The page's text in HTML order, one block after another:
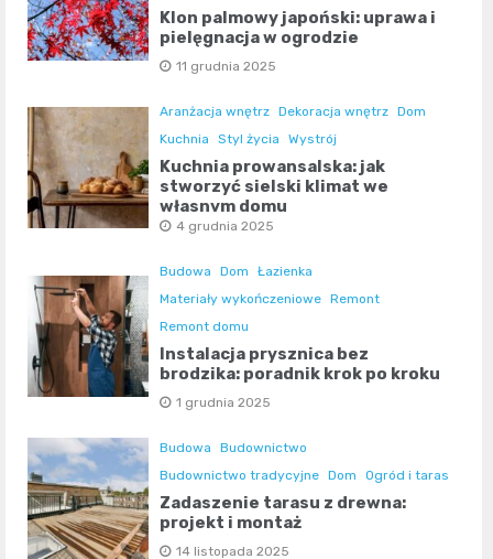
Klon palmowy japoński: uprawa i
pielęgnacja w ogrodzie
11 grudnia 2025
Aranżacja wnętrz Dekoracja wnętrz Dom
Kuchnia
Styl życia Wystrój
Kuchnia prowansalska: jak
stworzyć sielski klimat we
własnym domu
4 grudnia 2025
Budowa Dom
Łazienka
Materiały wykończeniowe Remont
Remont domu
Instalacja prysznica bez
brodzika: poradnik krok po kroku
1 grudnia 2025
Budowa
Budownictwo
Budownictwo tradycyjne Dom Ogród i taras
Zadaszenie tarasu z drewna:
projekt i montaż
14 listopada 2025